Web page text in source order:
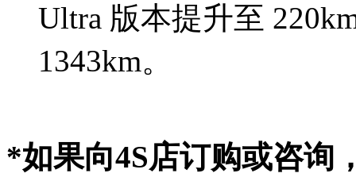
Ultra 版本提升至
1343km。
*如果向4S店订购或咨询